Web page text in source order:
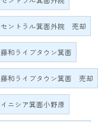
セントラル箕面外院 売却
藤和ライブタウン箕面
藤和ライブタウン箕面 売却
イニシア箕面小野原